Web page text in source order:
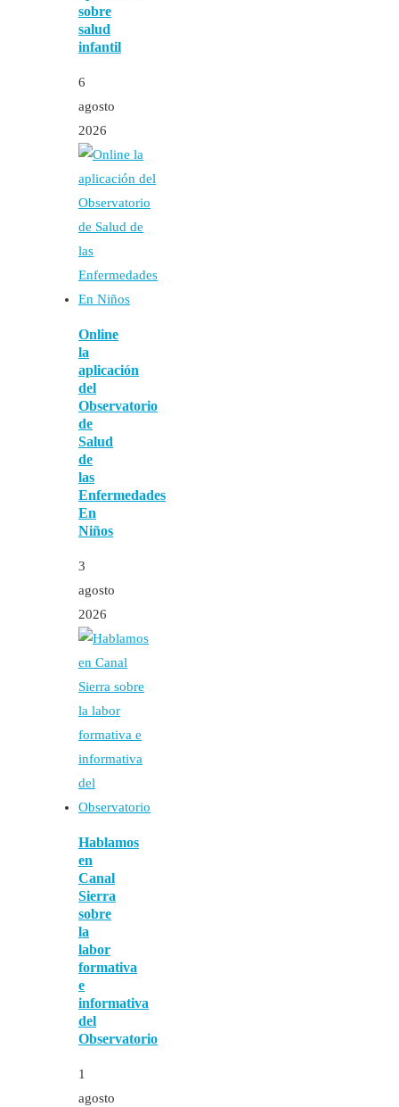
sobre
salud
infantil
6
agosto
2026
Online
la
aplicación
del
Observatorio
de
Salud
de
las
Enfermedades
En
Niños
3
agosto
2026
Hablamos
en
Canal
Sierra
sobre
la
labor
formativa
e
informativa
del
Observatorio
1
agosto